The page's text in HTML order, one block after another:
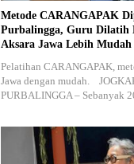
Metode CARANGAPAK
Purbalingga, Guru Dilatih
Aksara Jawa Lebih Mudah
Pelatihan CARANGAPAK,
Jawa dengan mudah.
PURBALINGGA – Sebanyak